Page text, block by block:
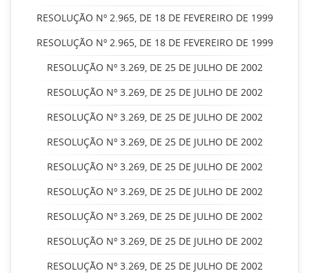
RESOLUÇÃO Nº 2.965, DE 18 DE FEVEREIRO DE 1999
RESOLUÇÃO Nº 2.965, DE 18 DE FEVEREIRO DE 1999
RESOLUÇÃO Nº 3.269, DE 25 DE JULHO DE 2002
RESOLUÇÃO Nº 3.269, DE 25 DE JULHO DE 2002
RESOLUÇÃO Nº 3.269, DE 25 DE JULHO DE 2002
RESOLUÇÃO Nº 3.269, DE 25 DE JULHO DE 2002
RESOLUÇÃO Nº 3.269, DE 25 DE JULHO DE 2002
RESOLUÇÃO Nº 3.269, DE 25 DE JULHO DE 2002
RESOLUÇÃO Nº 3.269, DE 25 DE JULHO DE 2002
RESOLUÇÃO Nº 3.269, DE 25 DE JULHO DE 2002
RESOLUÇÃO Nº 3.269, DE 25 DE JULHO DE 2002